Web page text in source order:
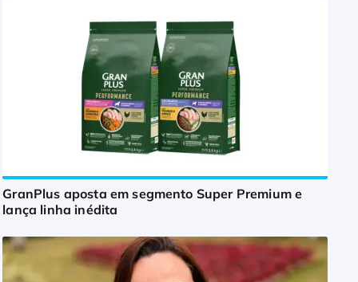
GranPlus aposta em segmento Super Premium e
lança linha inédita